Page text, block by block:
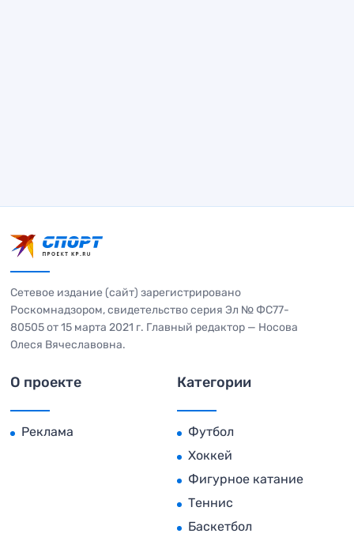
Сетевое издание (сайт) зарегистрировано
Роскомнадзором, свидетельство серия Эл № ФС77-
80505 от 15 марта 2021 г. Главный редактор — Носова
Олеся Вячеславовна.
О проекте
Реклама
Категории
Футбол
Хоккей
Фигурное катание
Теннис
Баскетбол